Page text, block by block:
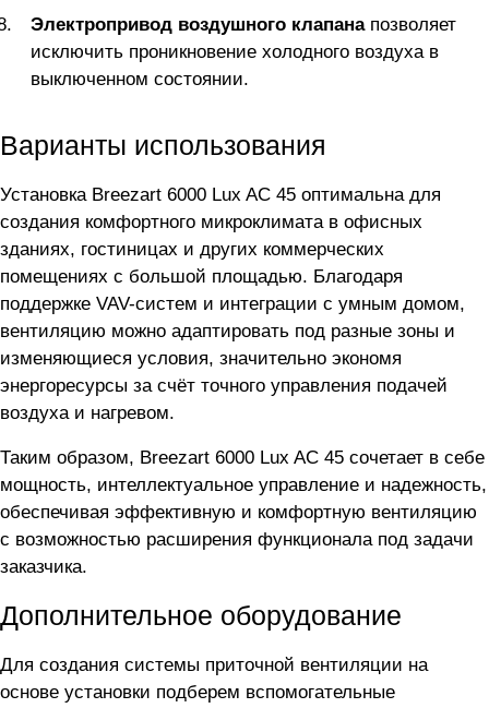
Электропривод воздушного клапанапозволяет
исключить проникновение холодного воздуха в
выключенном состоянии.
Варианты использования
Установка Breezart 6000 Lux AC 45 оптимальна для
создания комфортного микроклимата в офисных
зданиях, гостиницах и других коммерческих
помещениях с большой площадью. Благодаря
поддержке VAV-систем и интеграции с умным домом,
вентиляцию можно адаптировать под разные зоны и
изменяющиеся условия, значительно экономя
энергоресурсы за счёт точного управления подачей
воздуха и нагревом.
Таким образом, Breezart 6000 Lux AC 45 сочетает в себе
мощность, интеллектуальное управление и надежность,
обеспечивая эффективную и комфортную вентиляцию
с возможностью расширения функционала под задачи
заказчика.
Дополнительное оборудование
Для создания системы приточной вентиляции на
основе установки подберем вспомогательные